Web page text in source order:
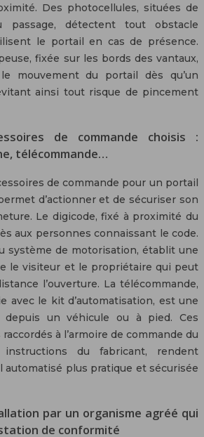
Des photocellules, situées de
passage, détectent tout obstacle
le portail en cas de présence.
fixée sur les bords des vantaux,
mouvement du portail dès qu’un
ainsi tout risque de pincement
de commande choisis :
télécommande…
de commande pour un portail
d’actionner et de sécuriser son
Le digicode, fixé à proximité du
aux personnes connaissant le code.
système de motorisation, établit une
le visiteur et le propriétaire qui peut
l’ouverture. La télécommande,
avec le kit d’automatisation, est une
depuis un véhicule ou à pied. Ces
à l’armoire de commande du
du fabricant, rendent
automatisé plus pratique et sécurisée
par un organisme agréé qui
de conformité